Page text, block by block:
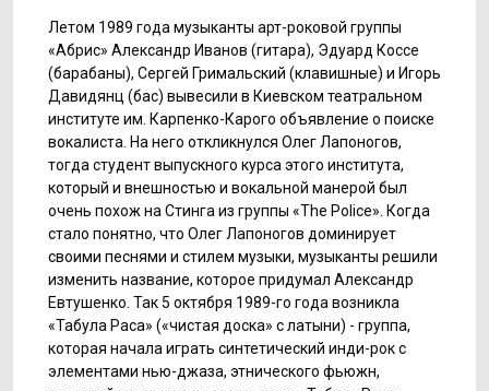
Летом 1989 года музыканты арт-роковой группы
«Абрис» Александр Иванов (гитара), Эдуард Коссе
(барабаны), Сергей Гримальский (клавишные) и Игорь
Давидянц (бас) вывесили в Киевском театральном
институте им. Карпенко-Карого объявление о поиске
вокалиста. На него откликнулся Олег Лапоногов,
тогда студент выпускного курса этого института,
который и внешностью и вокальной манерой был
очень похож на Стинга из группы «The Police». Когда
стало понятно, что Олег Лапоногов доминирует
своими песнями и стилем музыки, музыканты решили
изменить название, которое придумал Александр
Евтушенко. Так 5 октября 1989-го года возникла
«Табула Раса» («чистая доска» с латыни) - группа,
которая начала играть синтетический инди-рок с
элементами нью-джаза, этнического фьюжн,